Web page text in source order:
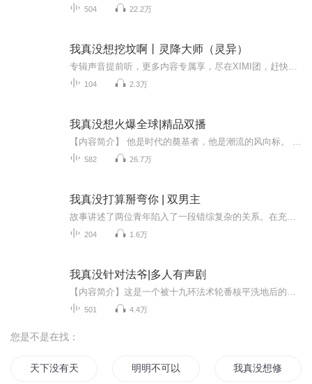
504 22.2万
我真没想挖坟啊丨灵降大师（灵异）
104 2.3万
我真没想火爆全球|精品双播
582 26.7万
我真没打算掰弯你 | 双男主
204 1.6万
我真没针对法爷|多人有声剧
501 4.4万
您是不是在找：
天下没有天才 明明不可以没有你 我真没想修真啊